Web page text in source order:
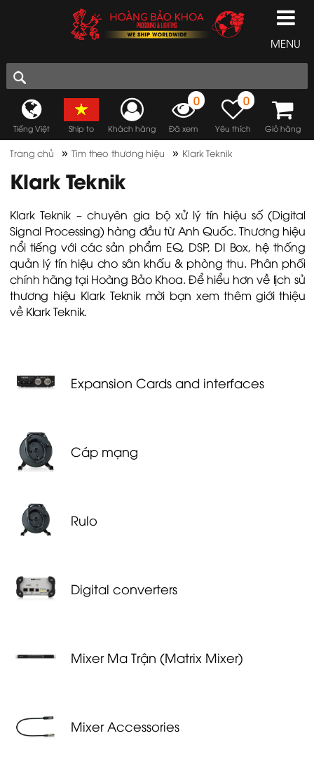
MENU
Tiếng Việt Ship to Khách hàng
0
Đã xem
0
Yêu thích Giỏ hàng
Trang chủ »Tìm theo thương hiệu » Klark Teknik
Klark Teknik
Klark Teknik – chuyên gia bộ xử lý tín hiệu số (Digital
Signal Processing) hàng đầu từ Anh Quốc. Thương hiệu
nổi tiếng với các sản phẩm EQ, DSP, DI Box, hệ thống
quản lý tín hiệu cho sân khấu & phòng thu. Phân phối
chính hãng tại Hoàng Bảo Khoa. Để hiểu hơn về lịch sử
thương hiệu Klark Teknik mời bạn xem thêm giới thiệu
về Klark Teknik.
Expansion Cards and interfaces
Cáp mạng
Rulo
Digital converters
Mixer Ma Trận (Matrix Mixer)
Mixer Accessories